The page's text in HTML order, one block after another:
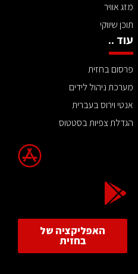
מזג אוויר
תוכן שיווקי
עוד ..
פרסום בחזית
מערכת ניהול לידים
אנטי וירוס בעברית
הגדלת צפיות בסטטוס
האפליקציה של
בחזית